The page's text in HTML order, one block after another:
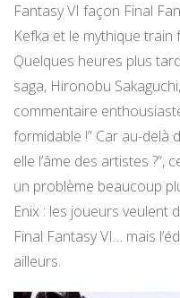
Fantasy VI façon Final
Kefka et le mythique
Quelques heures plus
saga, Hironobu
commentaire
formidable !” Car au-delà
elle l’âme des artistes
un problème beaucoup
Enix : les joueurs veulent
Final Fantasy VI… mais
ailleurs.